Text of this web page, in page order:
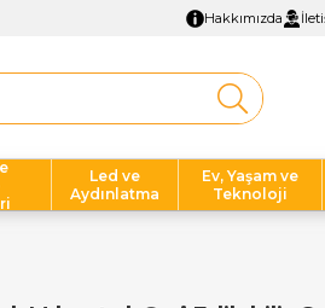
Hakkımızda
Led ve
Aydınlatma
Ev, Yaşam ve
Teknoloji